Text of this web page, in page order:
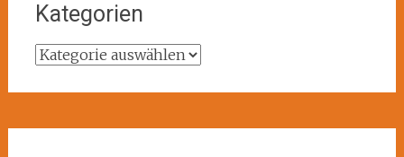
Kategorien
Kategorien